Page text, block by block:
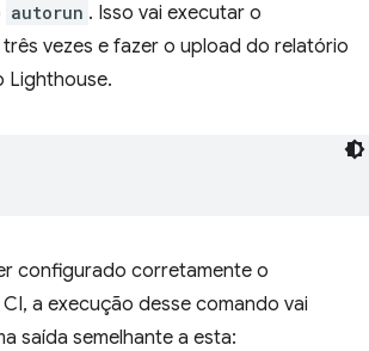
autorun . Isso vai executar o
vezes e fazer o upload do relatório
Lighthouse.
configurado corretamente o
a execução desse comando vai
saída semelhante a esta: